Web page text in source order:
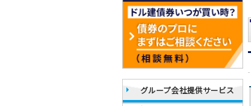
グループ会社提供サービス